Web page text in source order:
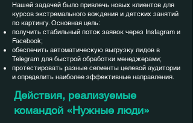
Нашей задачей было привлечь новых клиентов для
курсов экстремального вождения и детских занятий
по картингу. Основная цель:
получить стабильный поток заявок через Instagram и
Facebook;
обеспечить автоматическую выгрузку лидов в
Telegram для быстрой обработки менеджерами;
протестировать разные сегменты целевой аудитории
и определить наиболее эффективные направления.
Действия, реализуемые
командой «Нужные люди»